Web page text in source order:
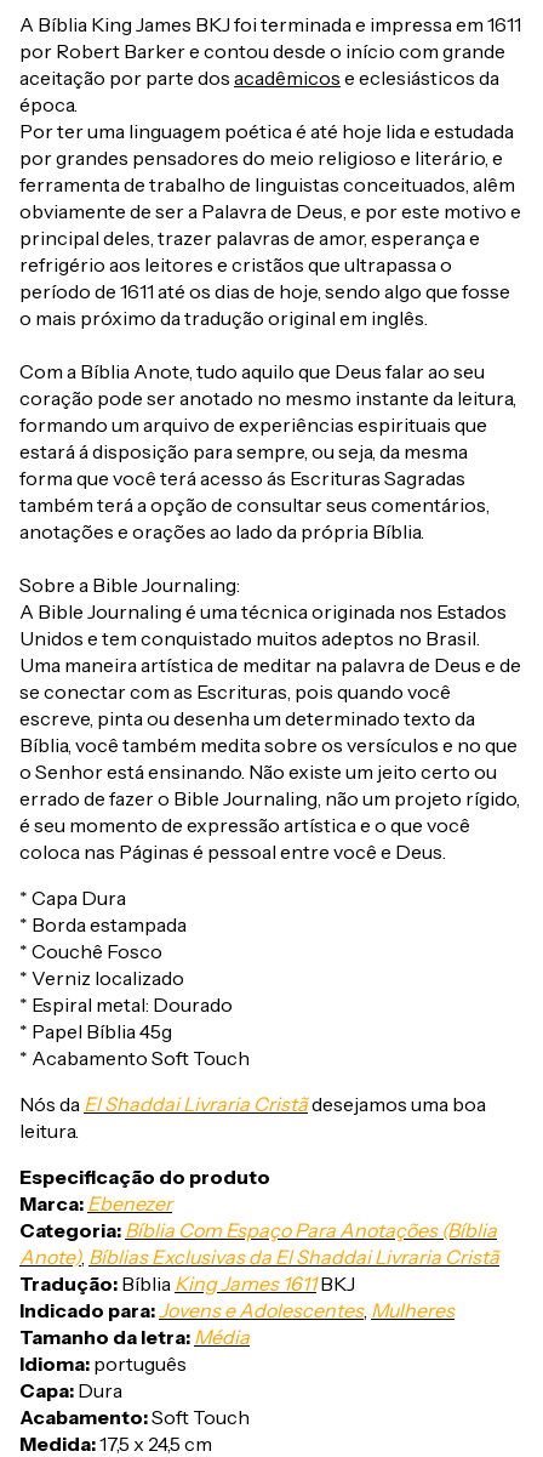
A Bíblia King James BKJ foi terminada e impressa em 1611
por Robert Barker e contou desde o início com grande
aceitação por parte dos acadêmicos e eclesiásticos da
época.
Por ter uma linguagem poética é até hoje lida e estudada
por grandes pensadores do meio religioso e literário, e
ferramenta de trabalho de linguistas conceituados, alêm
obviamente de ser a Palavra de Deus, e por este motivo e
principal deles, trazer palavras de amor, esperança e
refrigério aos leitores e cristãos que ultrapassa o
período de 1611 até os dias de hoje, sendo algo que fosse
o mais próximo da tradução original em inglês.
Com a Bíblia Anote, tudo aquilo que Deus falar ao seu
coração pode ser anotado no mesmo instante da leitura,
formando um arquivo de experiências espirituais que
estará á disposição para sempre, ou seja, da mesma
forma que você terá acesso ás Escrituras Sagradas
também terá a opção de consultar seus comentários,
anotações e orações ao lado da própria Bíblia.
Sobre a Bible Journaling:
A Bible Journaling é uma técnica originada nos Estados
Unidos e tem conquistado muitos adeptos no Brasil.
Uma maneira artística de meditar na palavra de Deus e de
se conectar com as Escrituras, pois quando você
escreve, pinta ou desenha um determinado texto da
Bíblia, você também medita sobre os versículos e no que
o Senhor está ensinando. Não existe um jeito certo ou
errado de fazer o Bible Journaling, não um projeto rígido,
é seu momento de expressão artística e o que você
coloca nas Páginas é pessoal entre você e Deus.
* Capa Dura
* Borda estampada
* Couchê Fosco
* Verniz localizado
* Espiral metal: Dourado
* Papel Bíblia 45g
* Acabamento Soft Touch
Nós da El Shaddai Livraria Cristãdesejamos uma boa
leitura.
Especificação do produto
Marca: Ebenezer
Categoria: Bíblia Com Espaço Para Anotações (Bíblia
Anote), Bíblias Exclusivas da El Shaddai Livraria Cristã
Tradução: Bíblia King James 1611BKJ
Indicado para:Jovens e Adolescentes, Mulheres
Tamanho da letra: Média
Idioma: português
Capa: Dura
Acabamento:Soft Touch
Medida:17,5 x 24,5 cm